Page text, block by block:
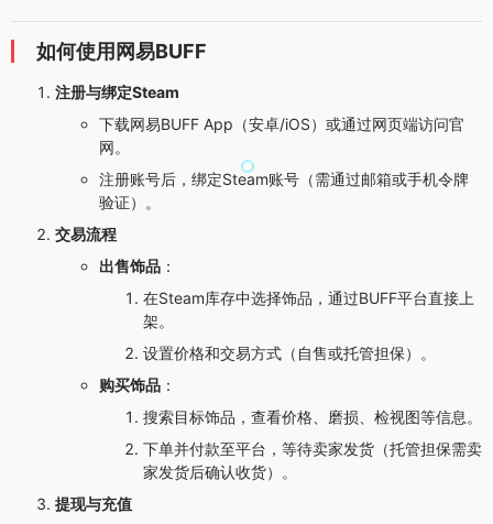
如何使用网易BUFF
注册与绑定Steam
下载网易BUFF App（安卓/iOS）或通过网页端访问官
网。
注册账号后，绑定Steam账号（需通过邮箱或手机令牌
验证）。
交易流程
出售饰品 ：
在Steam库存中选择饰品，通过BUFF平台直接上
架。
设置价格和交易方式（自售或托管担保）。
购买饰品 ：
搜索目标饰品，查看价格、磨损、检视图等信息。
下单并付款至平台，等待卖家发货（托管担保需卖
家发货后确认收货）。
提现与充值